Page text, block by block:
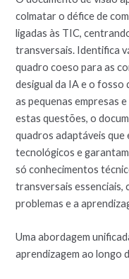
colmatar o défice de
ligadas às TIC,
transversais. Identifica
quadro coeso para as
desigual da IA e o fosso
as pequenas empresas
estas questões, o
quadros adaptáveis que
tecnológicos e
só conhecimentos
transversais essenciais,
problemas e a
Uma abordagem
aprendizagem ao longo